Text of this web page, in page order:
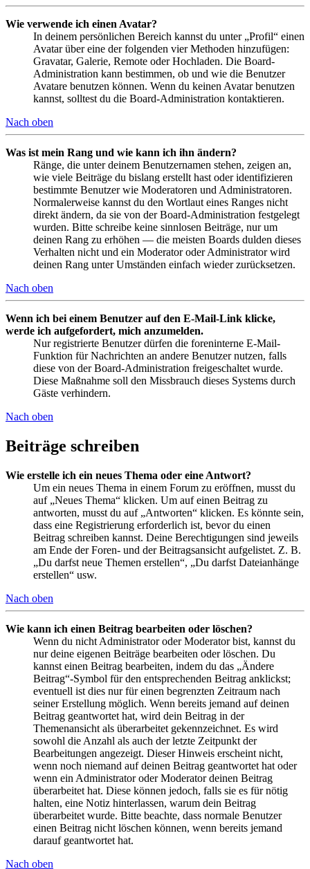
Wie verwende ich einen Avatar?
In deinem persönlichen Bereich kannst du unter „Profil“ einen
Avatar über eine der folgenden vier Methoden hinzufügen:
Gravatar, Galerie, Remote oder Hochladen. Die Board-
Administration kann bestimmen, ob und wie die Benutzer
Avatare benutzen können. Wenn du keinen Avatar benutzen
kannst, solltest du die Board-Administration kontaktieren.
Nach oben
Was ist mein Rang und wie kann ich ihn ändern?
Ränge, die unter deinem Benutzernamen stehen, zeigen an,
wie viele Beiträge du bislang erstellt hast oder identifizieren
bestimmte Benutzer wie Moderatoren und Administratoren.
Normalerweise kannst du den Wortlaut eines Ranges nicht
direkt ändern, da sie von der Board-Administration festgelegt
wurden. Bitte schreibe keine sinnlosen Beiträge, nur um
deinen Rang zu erhöhen — die meisten Boards dulden dieses
Verhalten nicht und ein Moderator oder Administrator wird
deinen Rang unter Umständen einfach wieder zurücksetzen.
Nach oben
Wenn ich bei einem Benutzer auf den E-Mail-Link klicke,
werde ich aufgefordert, mich anzumelden.
Nur registrierte Benutzer dürfen die foreninterne E-Mail-
Funktion für Nachrichten an andere Benutzer nutzen, falls
diese von der Board-Administration freigeschaltet wurde.
Diese Maßnahme soll den Missbrauch dieses Systems durch
Gäste verhindern.
Nach oben
Beiträge schreiben
Wie erstelle ich ein neues Thema oder eine Antwort?
Um ein neues Thema in einem Forum zu eröffnen, musst du
auf „Neues Thema“ klicken. Um auf einen Beitrag zu
antworten, musst du auf „Antworten“ klicken. Es könnte sein,
dass eine Registrierung erforderlich ist, bevor du einen
Beitrag schreiben kannst. Deine Berechtigungen sind jeweils
am Ende der Foren- und der Beitragsansicht aufgelistet. Z. B.
„Du darfst neue Themen erstellen“, „Du darfst Dateianhänge
erstellen“ usw.
Nach oben
Wie kann ich einen Beitrag bearbeiten oder löschen?
Wenn du nicht Administrator oder Moderator bist, kannst du
nur deine eigenen Beiträge bearbeiten oder löschen. Du
kannst einen Beitrag bearbeiten, indem du das „Ändere
Beitrag“-Symbol für den entsprechenden Beitrag anklickst;
eventuell ist dies nur für einen begrenzten Zeitraum nach
seiner Erstellung möglich. Wenn bereits jemand auf deinen
Beitrag geantwortet hat, wird dein Beitrag in der
Themenansicht als überarbeitet gekennzeichnet. Es wird
sowohl die Anzahl als auch der letzte Zeitpunkt der
Bearbeitungen angezeigt. Dieser Hinweis erscheint nicht,
wenn noch niemand auf deinen Beitrag geantwortet hat oder
wenn ein Administrator oder Moderator deinen Beitrag
überarbeitet hat. Diese können jedoch, falls sie es für nötig
halten, eine Notiz hinterlassen, warum dein Beitrag
überarbeitet wurde. Bitte beachte, dass normale Benutzer
einen Beitrag nicht löschen können, wenn bereits jemand
darauf geantwortet hat.
Nach oben